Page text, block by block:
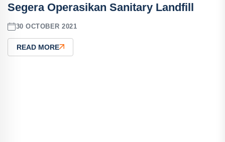
Segera Operasikan Sanitary Landfill
30 OCTOBER 2021
READ MORE